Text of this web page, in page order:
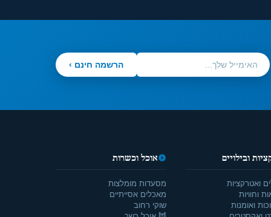
הרשמה חינם ›
ובילויים
ואטרקציות
וחוויות
ואומנות
אוכל וכשרות
מסעדות מומלצות
מאכלים אסייתיים
שוקי רחוב